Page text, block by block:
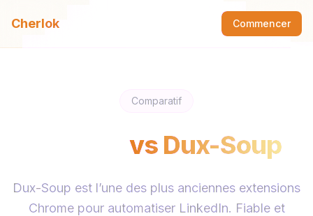
Cherlok Commencer
Comparatif
vs Dux-Soup
Dux-Soup est l’une des plus anciennes extensions
Chrome pour automatiser LinkedIn. Fiable et